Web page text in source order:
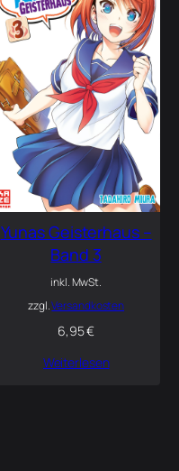
Yunas Geisterhaus –
Band 3
inkl. MwSt.
zzgl.Versandkosten
6,95€
Weiterlesen